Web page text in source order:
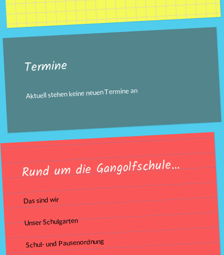
Termine
Aktuell stehen keine neuen Termine an
Rund um die Gangolfschule…
Das sind wir
Unser Schulgarten
Schul- und Pausenordnung